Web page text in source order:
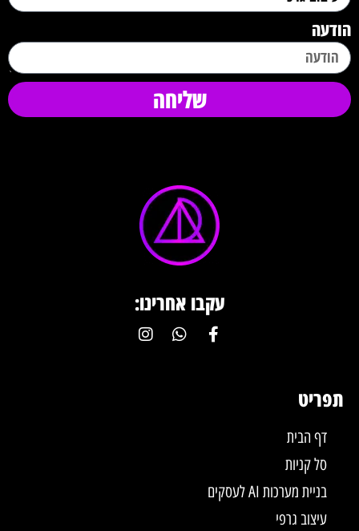
הודעה
שליחה
עקבו אחרינו:
תפריט
דף הבית
סל קניות
בניית מערכות AI לעסקים
עיצוב גרפי